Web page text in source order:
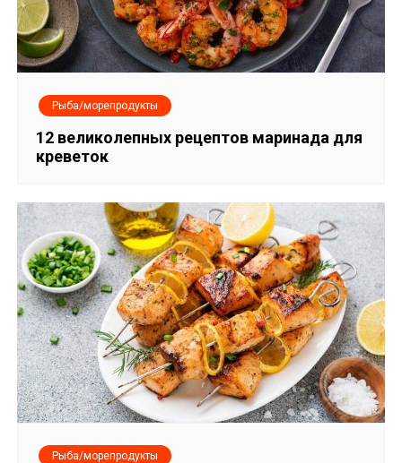
Рыба/морепродукты
12 великолепных рецептов маринада для
креветок
Рыба/морепродукты